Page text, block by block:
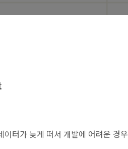
터가 늦게 떠서 개발에 어려운 경우